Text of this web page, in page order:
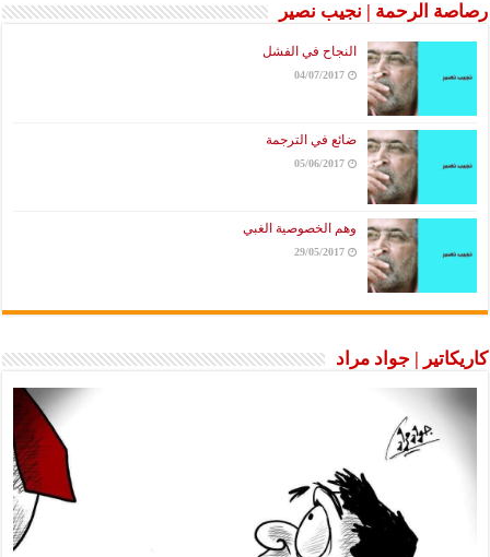
الرحمة | نجيب نصير
النجاح في الفشل
04/07/2017
ضائع في الترجمة
05/06/2017
وهم الخصوصية الغبي
29/05/2017
| جواد مراد